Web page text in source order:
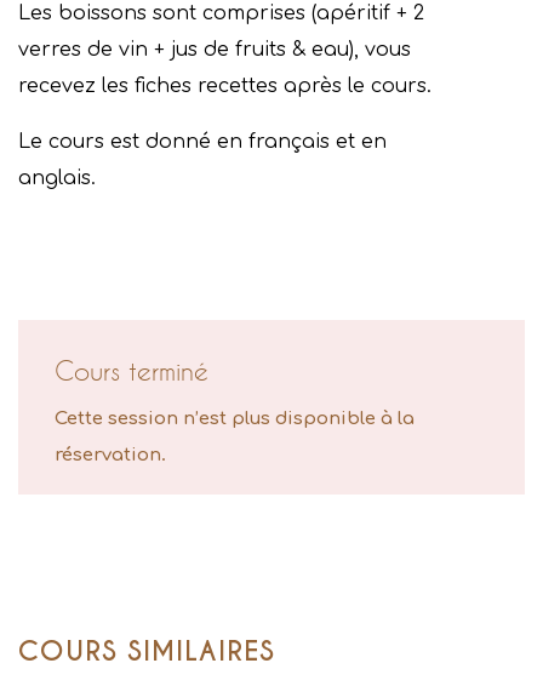
Les boissons sont comprises (apéritif + 2
verres de vin + jus de fruits & eau), vous
recevez les fiches recettes après le cours.
Le cours est donné en français et en
anglais.
Cours terminé
Cette session n’est plus disponible à la
réservation.
COURS SIMILAIRES